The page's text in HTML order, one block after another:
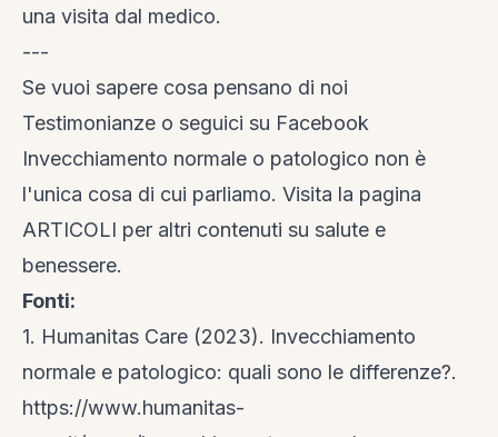
una visita dal medico.
---
Se vuoi sapere cosa pensano di noi
Testimonianze o seguici su Facebook
Invecchiamento normale o patologico non è
l'unica cosa di cui parliamo. Visita la pagina
ARTICOLI per altri contenuti su salute e
benessere.
Fonti:
1. Humanitas Care (2023). Invecchiamento
normale e patologico: quali sono le differenze?.
https://www.humanitas-